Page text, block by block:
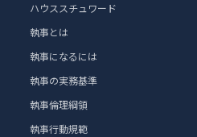
ハウススチュワード
執事とは
執事になるには
執事の実務基準
執事倫理綱領
執事行動規範